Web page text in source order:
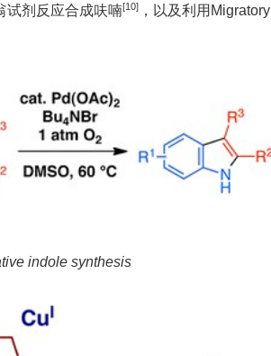
试剂反应合成呋喃[10] ，以及利用Migratory
indole synthesis